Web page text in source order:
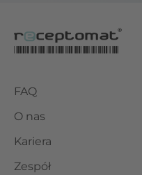
FAQ
O nas
Kariera
Zespół